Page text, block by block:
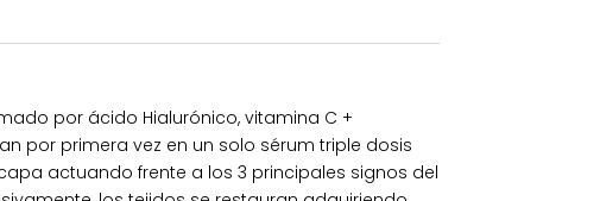
por ácido Hialurónico, vitamina C +
por primera vez en un solo sérum triple dosis
actuando frente a los 3 principales signos del